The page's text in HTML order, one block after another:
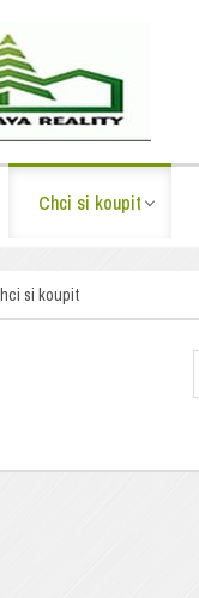
Chci si koupit
si koupit